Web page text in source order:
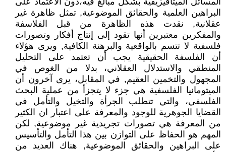
البراهين العلمية والحقائق الموضوعية, تمثل ظاهرة غير
عقلانية, نقدت هذه الظاهرة من قبل الفلاسفة
والمفكرين معتبرين أنها تقود إلى إنتاج أفكار وتصورات
فلسفية لا تتسم بالواقعية والبرهنة الكافية, ويرى هؤلاء
أن الفلسفة الحقيقية يجب أن تعتمد على التحليل
المنطقي والاستدلال العقلاني، بدلا من الغوص في
المجهول والتخمين العقيم, في المقابل، يرى آخرون أن
الميتومانيا الفلسفية هي جزء لا يتجزأ من عملية البحث
الفلسفي، والتي تتطلب الجرأة والتخيل والتأمل في
القضايا الجوهرية للوجود والمعرفة على اعتبار ان الكثير
من المعرفة هي تصورات تجريدية غير موضوعية, لكن
المهم هو الحفاظ على التوازن بين هذا التأمل والتأسيس
على البراهين والحقائق الموضوعية, هناك العديد من